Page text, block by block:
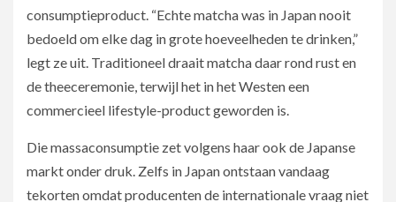
consumptieproduct. “Echte matcha was in Japan nooit
bedoeld om elke dag in grote hoeveelheden te drinken,”
legt ze uit. Traditioneel draait matcha daar rond rust en
de theeceremonie, terwijl het in het Westen een
commercieel lifestyle-product geworden is.
Die massaconsumptie zet volgens haar ook de Japanse
markt onder druk. Zelfs in Japan ontstaan vandaag
tekorten omdat producenten de internationale vraag niet